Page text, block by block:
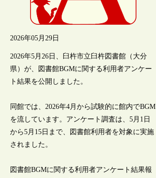
2026年05月29日
2026年5月26日、臼杵市立臼杵図書館（大分
県）が、図書館BGMに関する利用者アンケー
ト結果を公開しました。
同館では、2026年4月から試験的に館内でBGM
を流しています。アンケート調査は、5月1日
から5月15日まで、図書館利用者を対象に実施
されました。
図書館BGMに関する利用者アンケート結果報